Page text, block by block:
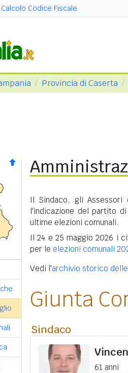
Calcolo Codice Fiscale
Provincia di Caserta
Il Sindaco, gli Assessori
l'indicazione del partito
ultime elezioni comunali.
Il 24 e 25 maggio 2026 i
per le elezioni comunali
Vedi l'archivio storico
Giunta
Sindaco
61 anni